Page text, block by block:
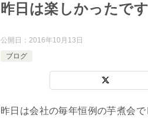
昨日は楽しかったで
公開日： 2016年10月13日
ブログ
昨日は会社の毎年恒例の芋煮会で